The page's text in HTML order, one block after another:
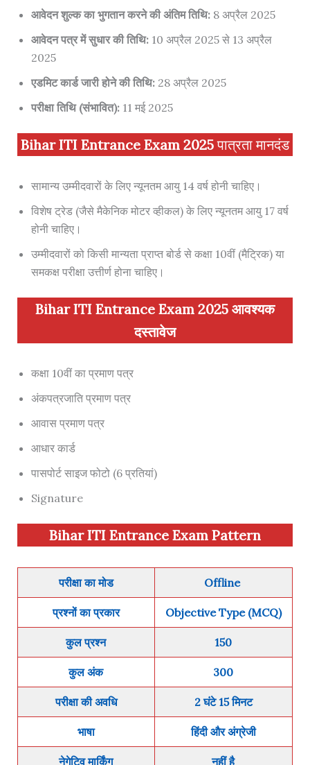
आवेदन शुल्क का भुगतान करने की अंतिम तिथि:8 अप्रैल 2025
आवेदन पत्र में सुधार की तिथि:10 अप्रैल 2025 से 13 अप्रैल
2025
एडमिट कार्ड जारी होने की तिथि:28 अप्रैल 2025
परीक्षा तिथि (संभावित):11 मई 2025
Bihar ITI Entrance Exam 2025पात्रता मानदंड
सामान्य उम्मीदवारों के लिए न्यूनतम आयु 14 वर्ष होनी चाहिए।
विशेष ट्रेड (जैसे मैकेनिक मोटर व्हीकल) के लिए न्यूनतम आयु 17 वर्ष
होनी चाहिए।
उम्मीदवारों को किसी मान्यता प्राप्त बोर्ड से कक्षा 10वीं (मैट्रिक) या
समकक्ष परीक्षा उत्तीर्ण होना चाहिए।
Bihar ITI Entrance Exam 2025 आवश्यक
दस्तावेज
कक्षा 10वीं का प्रमाण पत्र
अंकपत्रजाति प्रमाण पत्र
आवास प्रमाण पत्र
आधार कार्ड
पासपोर्ट साइज फोटो (6 प्रतियां)
Signature
Bihar ITI Entrance Exam Pattern
परीक्षा का मोड Offline
प्रश्नों का प्रकार Objective Type (MCQ)
कुल प्रश्न 150
कुल अंक 300
परीक्षा की अवधि 2 घंटे 15 मिनट
भाषा हिंदी और अंग्रेजी
नेगेटिव मार्किंग नहीं है